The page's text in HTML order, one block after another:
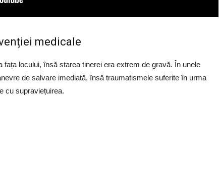
medicale
fața locului, însă starea tinerei era extrem de gravă. În unele
de salvare imediată, însă traumatismele suferite în urma
cu supraviețuirea.